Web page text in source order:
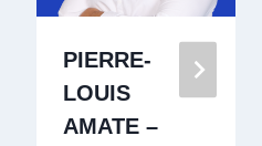
PIERRE-
LOUIS
AMATE​ –